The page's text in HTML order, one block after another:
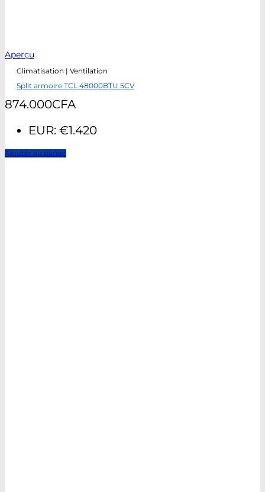
Aperçu
Climatisation | Ventilation
Split armoire TCL 48000BTU 5CV
874.000CFA
EUR: €1.420
Ajouter au panier